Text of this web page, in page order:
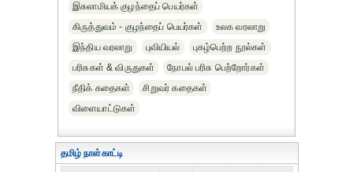
இசுலாமியக் குழந்தைப் பெயர்கள்
கிருத்துவம் - குழந்தைப் பெயர்கள்
உலக வரலாறு
இந்திய வரலாறு
புவியியல்
புகழ்பெற்ற நூல்கள்
பரிசுகள் & விருதுகள்
நோபல் பரிசு‎ பெற்றோர்‎கள்
நீதிக் கதைகள்
சிறுவர் கதைகள்
விளையாட்டுகள்
தமிழ் நாள்காட்டி